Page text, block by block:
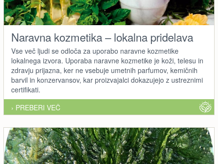
Naravna kozmetika – lokalna pridelava
Vse več ljudi se odloča za uporabo naravne kozmetike
lokalnega izvora. Uporaba naravne kozmetike je koži, telesu in
zdravju prijazna, ker ne vsebuje umetnih parfumov, kemičnih
barvil in konzervansov, kar proizvajalci dokazujejo z ustreznimi
certifikati.
› PREBERI VEČ